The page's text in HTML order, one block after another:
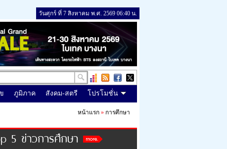
วันศุกร์ ที่ 7 สิงหาคม พ.ศ. 2569 06:40 น.
ภูมิภาค สังคม-สตรี โปรโมชั่น
หน้าแรก » การศึกษา
5 ข่าวการศึกษา